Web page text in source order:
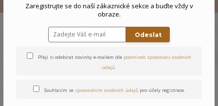
Vše Dětské triko Srdíčka
Dětské triko Srdíčka
Zaregistrujte se do naší zákaznické sekce a buďte vždy v
obraze.
Odeslat
Přeji si odebírat novinky e-mailem dle podmínek zpracování osobních
údajů.
Souhlasím se zpracováním osobních údajů pro účely registrace.